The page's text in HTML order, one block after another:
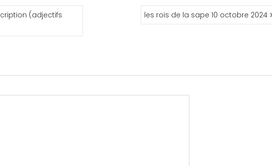
(adjectifs
les rois de la sape 10 octobre 2024